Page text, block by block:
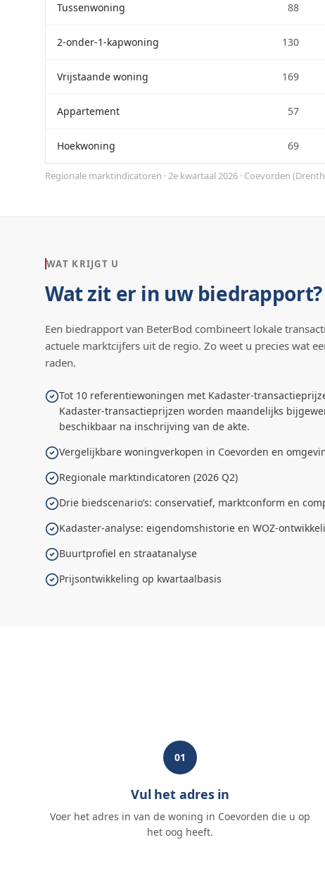
Tussenwoning 88
2-onder-1-kapwoning 130
Vrijstaande woning 169
Appartement 57
Hoekwoning 69
Regionale marktindicatoren · 2e kwartaal 2026 · Coevorden (
WAT KRIJGT U
Wat zit er in uw biedrapport?
Een biedrapport van BeterBod combineert lokale
actuele marktcijfers uit de regio. Zo weet u precies wat
raden.
Tot 10 referentiewoningen met Kadaster-
Kadaster-transactieprijzen worden maandelijks
beschikbaar na inschrijving van de akte.
Vergelijkbare woningverkopen in Coevorden en
Regionale marktindicatoren (2026 Q2)
Drie biedscenario’s: conservatief, marktconform en
Kadaster-analyse: eigendomshistorie en WOZ-
Buurtprofiel en straatanalyse
Prijsontwikkeling op kwartaalbasis
01
Vul het adres in
Voer het adres in van de woning in Coevorden die u op
het oog heeft.